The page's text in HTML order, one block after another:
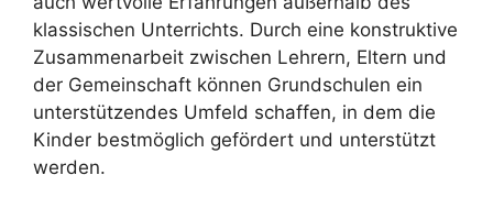
klassischen Unterrichts. Durch eine konstruktive
Zusammenarbeit zwischen Lehrern, Eltern und
der Gemeinschaft können Grundschulen ein
unterstützendes Umfeld schaffen, in dem die
Kinder bestmöglich gefördert und unterstützt
werden.